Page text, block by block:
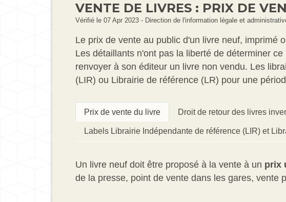
VENTE DE LIVRES : PRIX DE
Vérifié le 07 Apr 2023 - Direction de l'information légale et
Le prix de vente au public d'un livre neuf, imprimé
Les détaillants n'ont pas la liberté de déterminer
renvoyer à son éditeur un livre non vendu. Les
(LIR) ou Librairie de référence (LR) pour une
Prix de vente du livre Droit de retour des livres
Labels Librairie Indépendante de référence (LIR) et
Un livre neuf doit être proposé à la vente à un prix
de la presse, point de vente dans les gares, vente